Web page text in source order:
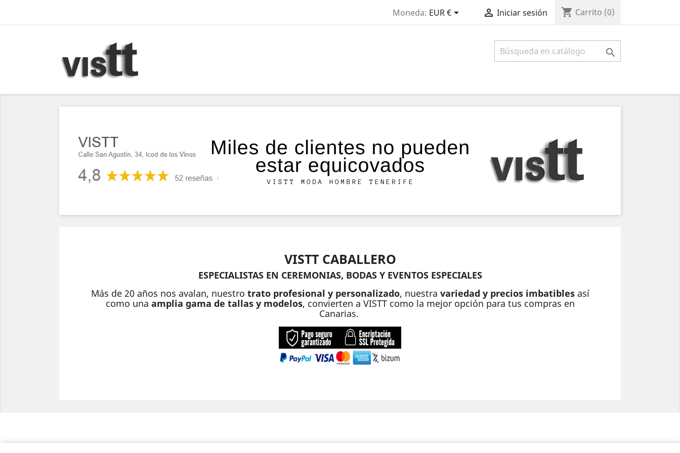
Moneda: EUR €  Iniciar sesión shopping_cart Carrito (0)

VISTT CABALLERO
ESPECIALISTAS EN CEREMONIAS, BODAS Y EVENTOS ESPECIALES
Más de 20 años nos avalan, nuestro trato profesional y personalizado, nuestra variedad y precios imbatiblesasí
como una amplia gama de tallas y modelos, convierten a VISTT como la mejor opción para tus compras en
Canarias.